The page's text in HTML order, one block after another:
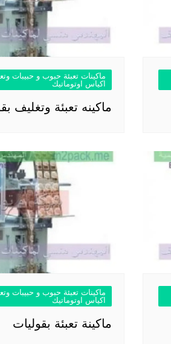
ماكينات تعبئة حبوب و حبيبات
اكياس اوتوماتيك
ماكينه تعبئة وتغليف
ماكينات تعبئة حبوب و حبيبات
اكياس اوتوماتيك
ماكينة تعبئة بقوليات